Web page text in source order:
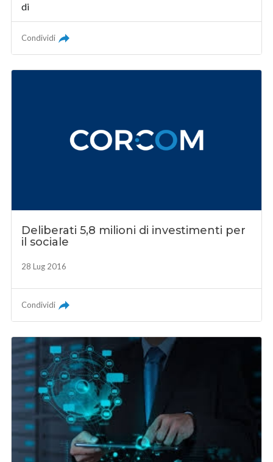
di
Condividi
Deliberati 5,8 milioni di investimenti per
il sociale
28 Lug 2016
Condividi